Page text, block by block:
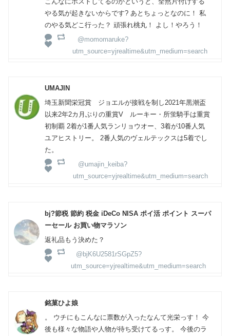
やる気が起きないからです? あとちょっとなのに！ 私
のやる気どこ行った？ 頑張れ桃丸！ よし！やろう！
@momomaruke?
utm_source=yjrealtime&utm_medium=search
UMAJIN
埼玉新聞栄冠賞 ジョエルが接戦を制し2021年黒潮盃
以来2年2カ月ぶりの重賞V ルーキー・所蛍騎手は重賞
初制覇 2着が1番人気ランリョウオー、3着が10番人気
ユアヒストリー。 2番人気のヴェルテックスは5着でし
た。
@umajin_keiba?
utm_source=yjrealtime&utm_medium=search
bj?節税 節約 税金 iDeCo NISA ポイ活 ポイント スーパ
ーセール お買い物マラソン
返礼品もう決めた？
@bjK6U2581rSGpZ5?
utm_source=yjrealtime&utm_medium=search
銘菓ひよ娘
。 ウチにもこんなに票数が入ったなんて光栄っす！ 今
後も様々な物語や人物が待ち受けてるっす。 今後のラ